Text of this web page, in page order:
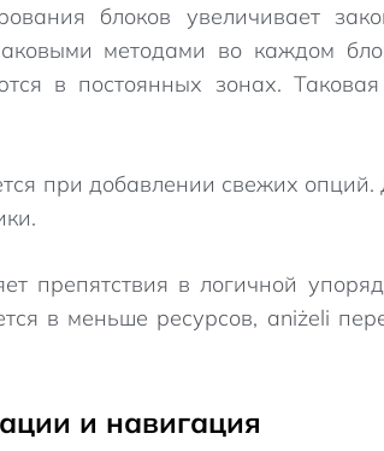
блоков увеличивает
методами во каждом
в постоянных зонах.
при добавлении свежих
препятствия в логичной
в меньше ресурсов, aniżeli
и навигация